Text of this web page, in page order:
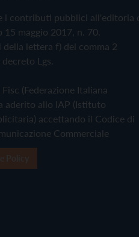
i contributi pubblici all'editoria
maggio 2017, n. 70.
della lettera f) del comma 2
Lgs.
(Federazione Italiana
aderito allo IAP (Istituto
accettando il Codice di
Commerciale